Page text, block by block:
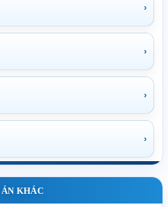
›
›
›
›
KHÁC